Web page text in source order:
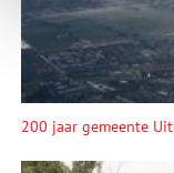
200 jaar gemeente